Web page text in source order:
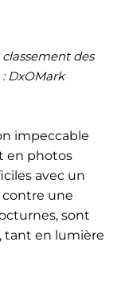
des
DxOMark
impeccable
en photos
avec un
une
sont
tant en lumière